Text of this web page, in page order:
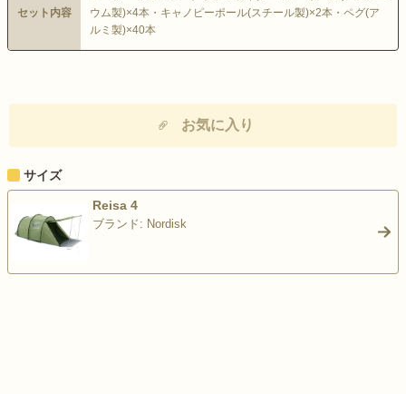
セット内容
ウム製)×4本・キャノピーポール(スチール製)×2本・ペグ(ア
ルミ製)×40本
お気に入り
サイズ
Reisa 4
ブランド: Nordisk